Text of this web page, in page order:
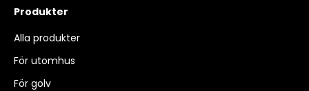
Produkter
Alla produkter
För utomhus
För golv